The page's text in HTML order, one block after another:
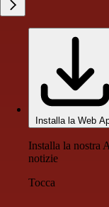
Installa la Web
Installa la nostra
notizie
Tocca